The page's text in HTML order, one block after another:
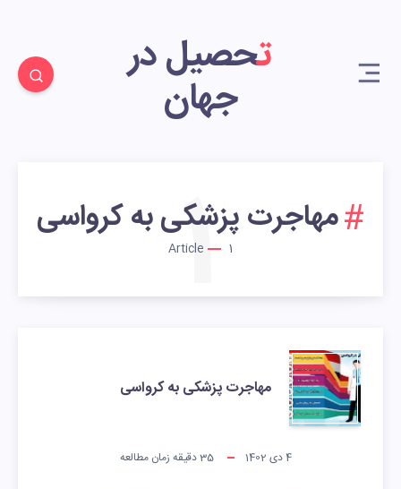
تحصیل در
جهان
مهاجرت پزشکی به کرواسی
1
1
مهاجرت پزشکی به کرواسی
4 دی 1402 35دقیقه زمان مطالعه